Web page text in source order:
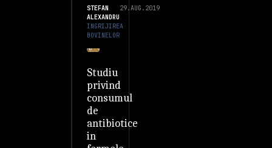
STEFAN
ALEXANDRU
29.AUG.2019
INGRIJIREA
BOVINELOR
Studiu
privind
consumul
de
antibiotice
in